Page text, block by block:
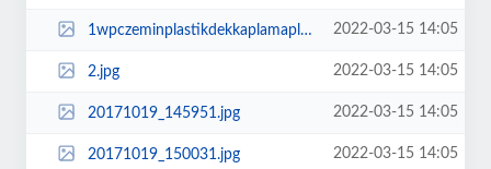
1wpczeminplastikdekkaplamaplastikahappvcdeckfiyatlar2001.jpg 2022-03-15 14:05
2.jpg 2022-03-15 14:05
20171019_145951.jpg 2022-03-15 14:05
20171019_150031.jpg 2022-03-15 14:05